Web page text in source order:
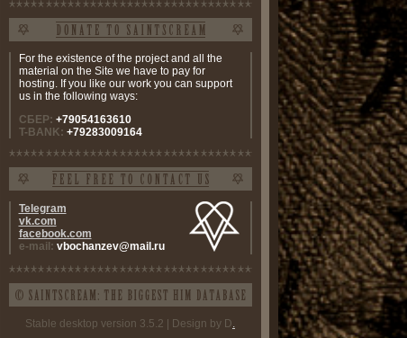
For the existence of the project and all the
material on the Site we have to pay for
hosting. If you like our work you can support
us in the following ways:
СБЕР: +79054163610
T-BANK: +79283009164
Telegram
vk.com
facebook.com
e-mail: vbochanzev@mail.ru
Stable desktop version 3.5.2 | Design by D.